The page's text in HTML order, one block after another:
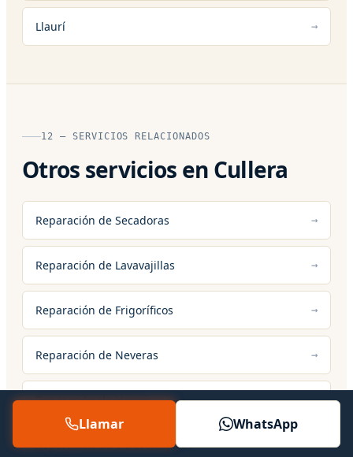
Llaurí
12 — SERVICIOS RELACIONADOS
Otros servicios en Cullera
Reparación de Secadoras
Reparación de Lavavajillas
Reparación de Frigoríficos
Reparación de Neveras
Reparación de Hornos
Reparación de Vitrocerámicas
Llamar WhatsApp